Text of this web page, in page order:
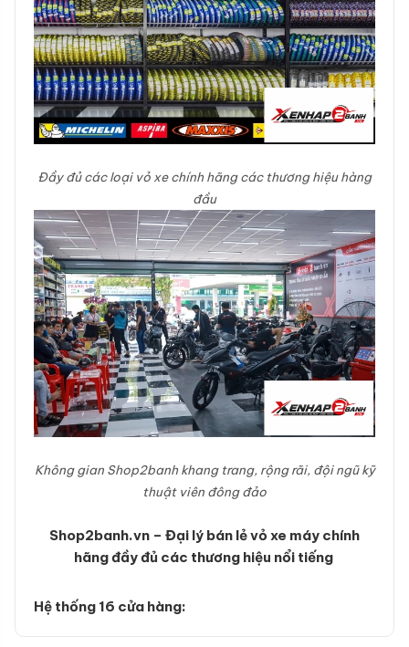
Đầy đủ các loại vỏ xe chính hãng các thương hiệu hàng
đầu
Không gian Shop2banh khang trang, rộng rãi, đội ngũ kỹ
thuật viên đông đảo
Shop2banh.vn – Đại lý bán lẻ vỏ xe máy chính
hãng đầy đủ các thương hiệu nổi tiếng
Hệ thống 16 cửa hàng: